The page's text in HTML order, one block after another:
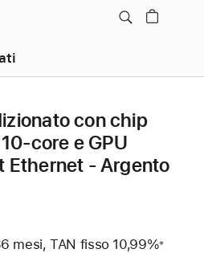
con chip
e GPU
Ethernet - Argento
mesi, TAN fisso 10,99%※